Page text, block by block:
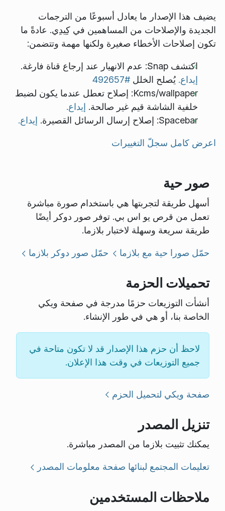
يضيف هذا الإصدار ما يعادل أسبوعًا من الترجمات
الجديدة والإصلاحات من المساهمين في كِيدِي. عادةً ما
تكون إصلاحات الأخطاء صغيرة ولكنها مهمة وتتضمن:
اكتشف Snap: عدم الانهيار عند إرجاع قناة فارغة.
إيداع. يُصلح الخلل #492657
Kcms/wallpaper: إصلاح تعطل عندما يكون لضبط
خلفية الشاشة قيم غير صالحة. إيداع.
Spacebar: إصلاح إرسال الرسائل القصيرة.
إيداع.
اعرض كامل سجلّ التغييرات
صور حية
أسهل طريقة لتجربتها هي باستخدام صورة مباشرة
تعمل من قرص يو اس بي. توفر صور دوكر أيضًا
طريقة سريعة وسهلة لاختبار بلازما.
حمّل صورا حية مع بلازما حمّل صور دوكر بلازما
تحميلات الحزمة
أنشأت التوزيعات حزمًا مدرجة في صفحة ويكي
الخاصة بنا، أو هي في طور الإنشاء.
لاحظ أن حزم هذا الإصدار قد لا تكون متاحة في
جميع التوزيعات في وقت هذا الإعلان.
صفحة ويكي لتحميل الحزم
تنزيل المصدر
يمكنك تثبيت بلازما من المصدر مباشرة.
تعليمات المجتمع لبنائها صفحة معلومات المصدر
ملاحظات المستخدمين